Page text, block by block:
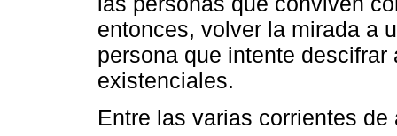
entonces, volver la mirada a
persona que intente
existenciales.
Entre las varias corrientes